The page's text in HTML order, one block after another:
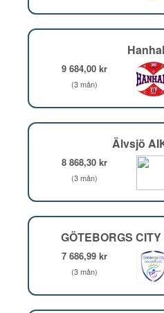
9 684,00 kr
(3 mån)
Älvsjö
8 868,30 kr
(3 mån)
GÖTEBORGS
7 686,99 kr
(3 mån)